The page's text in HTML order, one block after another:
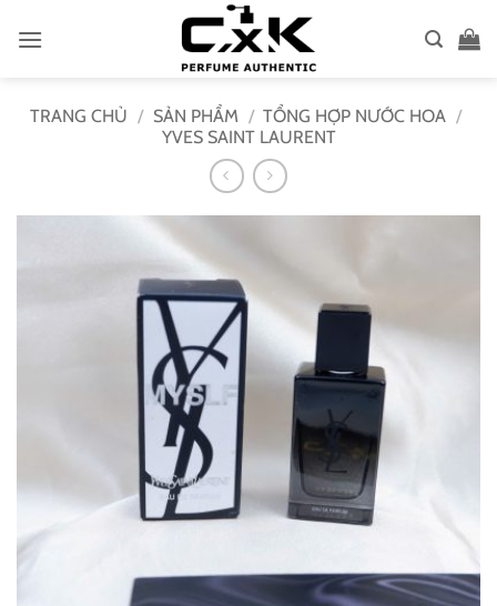
qua
TRANG CHỦ / SẢN PHẨM / TỔNG HỢP NƯỚC HOA /
YVES SAINT LAURENT